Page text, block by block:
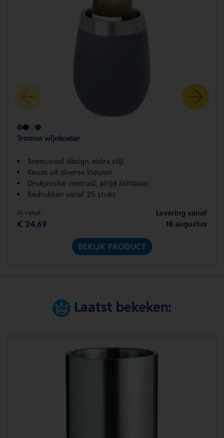
Tromso wijnkoeler
Sneeuwvol design, extra stijl
Keuze uit diverse kleuren
Drukpositie centraal, altijd zichtbaar.
Bedrukken vanaf 25 stuks
Al vanaf
€ 24,69
Levering vanaf
18 augustus
BEKIJK PRODUCT
Laatst bekeken: